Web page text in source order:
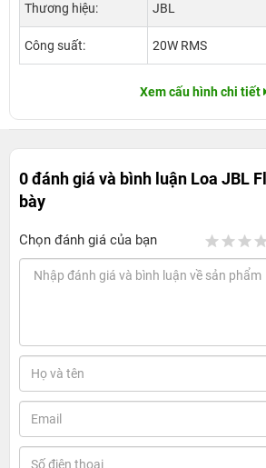
Thương hiệu: JBL
Công suất: 20W RMS
Xem cấu hình chi tiết
0 đánh giá và bình luận Loa JBL
bày
Chọn đánh giá của bạn